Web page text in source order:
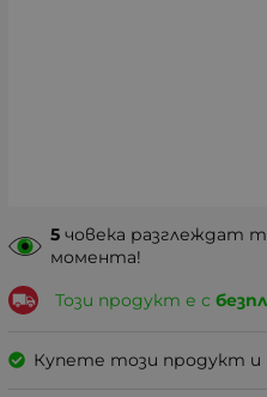
5 човека разглеждат
момента!
Този продукт е с
Купете този продукт и